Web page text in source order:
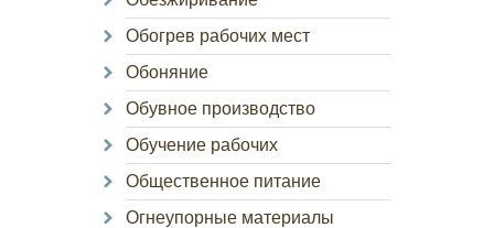
Обогрев рабочих мест
Обоняние
Обувное производство
Обучение рабочих
Общественное питание
Огнеупорные материалы